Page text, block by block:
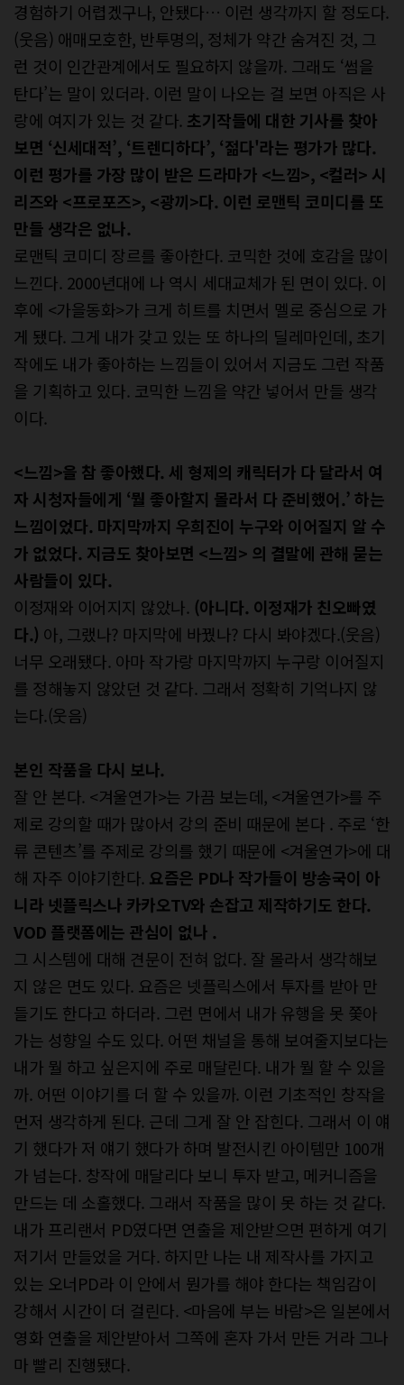
경험하기 어렵겠구나, 안됐다… 이런 생각까지 할 정도다.
(웃음) 애매모호한, 반투명의, 정체가 약간 숨겨진 것, 그
런 것이 인간관계에서도 필요하지 않을까. 그래도 ‘썸을
탄다’는 말이 있더라. 이런 말이 나오는 걸 보면 아직은 사
랑에 여지가 있는 것 같다. 초기작들에 대한 기사를 찾아
보면 ‘신세대적’, ‘트렌디하다’, ‘젊다'라는 평가가 많다.
이런 평가를 가장 많이 받은 드라마가 <느낌>, <컬러> 시
리즈와 <프로포즈>, <광끼>다. 이런 로맨틱 코미디를 또
만들 생각은 없나.
로맨틱 코미디 장르를 좋아한다. 코믹한 것에 호감을 많이
느낀다. 2000년대에 나 역시 세대교체가 된 면이 있다. 이
후에 <가을동화>가 크게 히트를 치면서 멜로 중심으로 가
게 됐다. 그게 내가 갖고 있는 또 하나의 딜레마인데, 초기
작에도 내가 좋아하는 느낌들이 있어서 지금도 그런 작품
을 기획하고 있다. 코믹한 느낌을 약간 넣어서 만들 생각
이다.
<느낌>을 참 좋아했다. 세 형제의 캐릭터가 다 달라서 여
자 시청자들에게 ‘뭘 좋아할지 몰라서 다 준비했어.’ 하는
느낌이었다. 마지막까지 우희진이 누구와 이어질지 알 수
가 없었다. 지금도 찾아보면 <느낌> 의 결말에 관해 묻는
사람들이 있다.
이정재와 이어지지 않았나. (아니다. 이정재가 친오빠였
다.) 아, 그랬나? 마지막에 바꿨나? 다시 봐야겠다.(웃음)
너무 오래됐다. 아마 작가랑 마지막까지 누구랑 이어질지
를 정해놓지 않았던 것 같다. 그래서 정확히 기억나지 않
는다.(웃음)
본인 작품을 다시 보나.
잘 안 본다. <겨울연가>는 가끔 보는데, <겨울연가>를 주
제로 강의할 때가 많아서 강의 준비 때문에 본다 . 주로 ‘한
류 콘텐츠’를 주제로 강의를 했기 때문에 <겨울연가>에 대
해 자주 이야기한다. 요즘은 PD나 작가들이 방송국이 아
니라 넷플릭스나 카카오TV와 손잡고 제작하기도 한다.
VOD 플랫폼에는 관심이 없나 .
그 시스템에 대해 견문이 전혀 없다. 잘 몰라서 생각해보
지 않은 면도 있다. 요즘은 넷플릭스에서 투자를 받아 만
들기도 한다고 하더라. 그런 면에서 내가 유행을 못 쫓아
가는 성향일 수도 있다. 어떤 채널을 통해 보여줄지보다는
내가 뭘 하고 싶은지에 주로 매달린다. 내가 뭘 할 수 있을
까. 어떤 이야기를 더 할 수 있을까. 이런 기초적인 창작을
먼저 생각하게 된다. 근데 그게 잘 안 잡힌다. 그래서 이 얘
기 했다가 저 얘기 했다가 하며 발전시킨 아이템만 100개
가 넘는다. 창작에 매달리다 보니 투자 받고, 메커니즘을
만드는 데 소홀했다. 그래서 작품을 많이 못 하는 것 같다.
내가 프리랜서 PD였다면 연출을 제안받으면 편하게 여기
저기서 만들었을 거다. 하지만 나는 내 제작사를 가지고
있는 오너PD라 이 안에서 뭔가를 해야 한다는 책임감이
강해서 시간이 더 걸린다. <마음에 부는 바람>은 일본에서
영화 연출을 제안받아서 그쪽에 혼자 가서 만든 거라 그나
마 빨리 진행됐다.